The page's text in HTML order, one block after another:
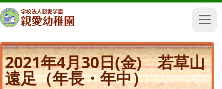
2021年4月30日(金) 若草山
遠足（年長・年中）